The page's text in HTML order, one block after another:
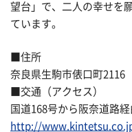
望台」で、二人の幸せを
ています。
■住所
奈良県生駒市俵口町2116
■交通（アクセス）
国道168号から阪奈道路
http://